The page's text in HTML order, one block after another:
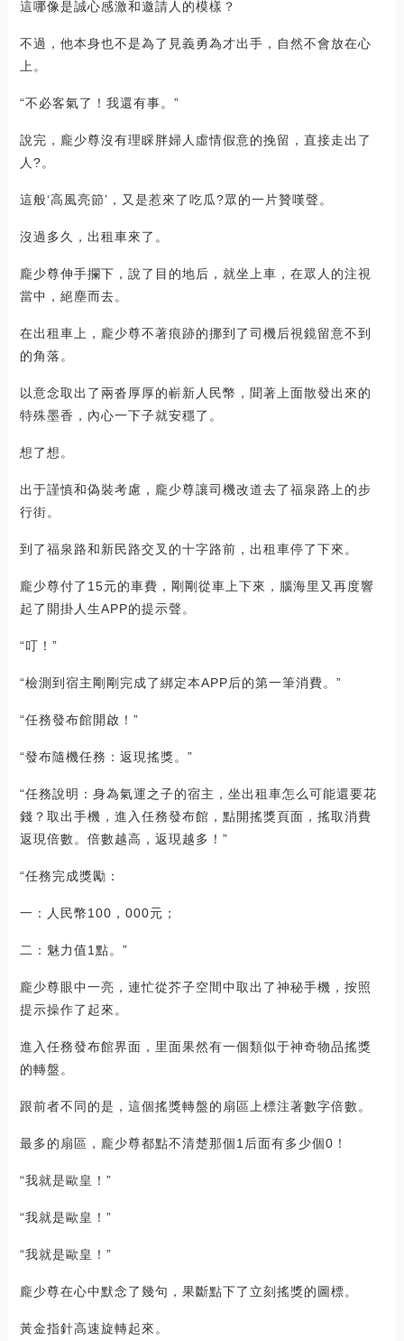
這哪像是誠心感激和邀請人的模樣？
不過，他本身也不是為了見義勇為才出手，自然不會放在心
上。
“不必客氣了！我還有事。”
說完，龐少尊沒有理睬胖婦人虛情假意的挽留，直接走出了
人?。
這般‘高風亮節’，又是惹來了吃瓜?眾的一片贊嘆聲。
沒過多久，出租車來了。
龐少尊伸手攔下，說了目的地后，就坐上車，在眾人的注視
當中，絕塵而去。
在出租車上，龐少尊不著痕跡的挪到了司機后視鏡留意不到
的角落。
以意念取出了兩沓厚厚的嶄新人民幣，聞著上面散發出來的
特殊墨香，內心一下子就安穩了。
想了想。
出于謹慎和偽裝考慮，龐少尊讓司機改道去了福泉路上的步
行街。
到了福泉路和新民路交叉的十字路前，出租車停了下來。
龐少尊付了15元的車費，剛剛從車上下來，腦海里又再度響
起了開掛人生APP的提示聲。
“叮！”
“檢測到宿主剛剛完成了綁定本APP后的第一筆消費。”
“任務發布館開啟！”
“發布隨機任務：返現搖獎。”
“任務說明：身為氣運之子的宿主，坐出租車怎么可能還要花
錢？取出手機，進入任務發布館，點開搖獎頁面，搖取消費
返現倍數。倍數越高，返現越多！”
“任務完成獎勵：
一：人民幣100，000元；
二：魅力值1點。”
龐少尊眼中一亮，連忙從芥子空間中取出了神秘手機，按照
提示操作了起來。
進入任務發布館界面，里面果然有一個類似于神奇物品搖獎
的轉盤。
跟前者不同的是，這個搖獎轉盤的扇區上標注著數字倍數。
最多的扇區，龐少尊都點不清楚那個1后面有多少個0！
“我就是歐皇！”
“我就是歐皇！”
“我就是歐皇！”
龐少尊在心中默念了幾句，果斷點下了立刻搖獎的圖標。
黃金指針高速旋轉起來。